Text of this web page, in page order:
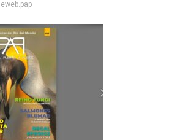
eweb.pap